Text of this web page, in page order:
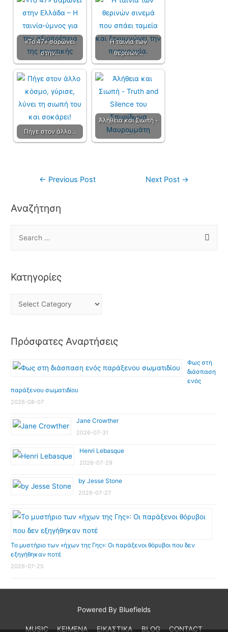
«Το 47» σαρώνει
στην…
Η ταινία των
θερινών…
Πήγε στον άλλο…
Ἀλήθεια και Σιωπή -
…
← Previous Post Next Post →
Αναζήτηση
Κατηγορίες
Πρόσφατες Αναρτήσεις
Φως στη
διάσπαση
ενός
παράξενου σωματιδίου
2026-08-07
Jane Crowther
2026-07-31
Henri Lebasque
2026-07-29
by Jesse Stone
2026-07-27
Το μυστήριο των «ήχων της Γης»: Οι παράξενοι θόρυβοι που δεν
εξηγήθηκαν ποτέ
2026-07-25
Powered By Bluefields
MUSIC ΚΕΙΜΕΝΑ ΕΙΚΑΣΤΙΚΑ BLOG CONTACT